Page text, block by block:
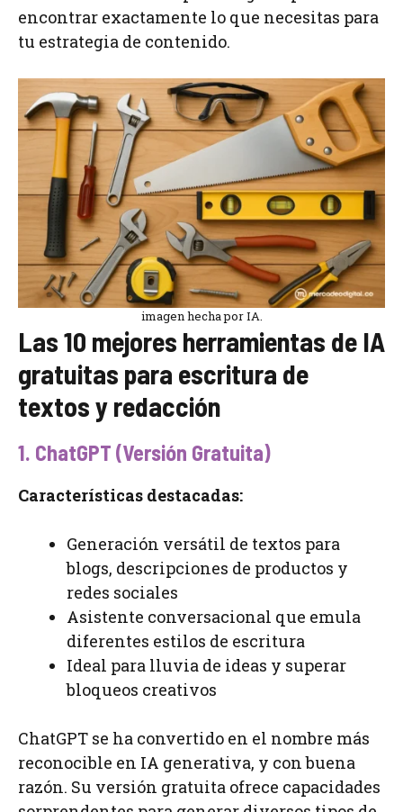
encontrar exactamente lo que necesitas para
tu estrategia de contenido.
imagen hecha por IA.
Las 10 mejores herramientas de IA
gratuitas para escritura de
textos y redacción
1. ChatGPT (Versión Gratuita)
Características destacadas:
Generación versátil de textos para
blogs, descripciones de productos y
redes sociales
Asistente conversacional que emula
diferentes estilos de escritura
Ideal para lluvia de ideas y superar
bloqueos creativos
ChatGPT se ha convertido en el nombre más
reconocible en IA generativa, y con buena
razón. Su versión gratuita ofrece capacidades